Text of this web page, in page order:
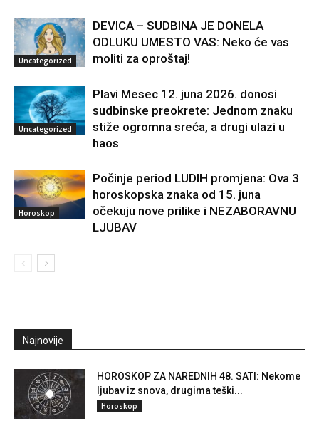
Uncategorized
DEVICA – SUDBINA JE DONELA
ODLUKU UMESTO VAS: Neko će vas
moliti za oproštaj!
Uncategorized
Plavi Mesec 12. juna 2026. donosi
sudbinske preokrete: Jednom znaku
stiže ogromna sreća, a drugi ulazi u
haos
Horoskop
Počinje period LUDIH promjena: Ova 3
horoskopska znaka od 15. juna
očekuju nove prilike i NEZABORAVNU
LJUBAV
Najnovije
HOROSKOP ZA NAREDNIH 48. SATI: Nekome
ljubav iz snova, drugima teški...
Horoskop